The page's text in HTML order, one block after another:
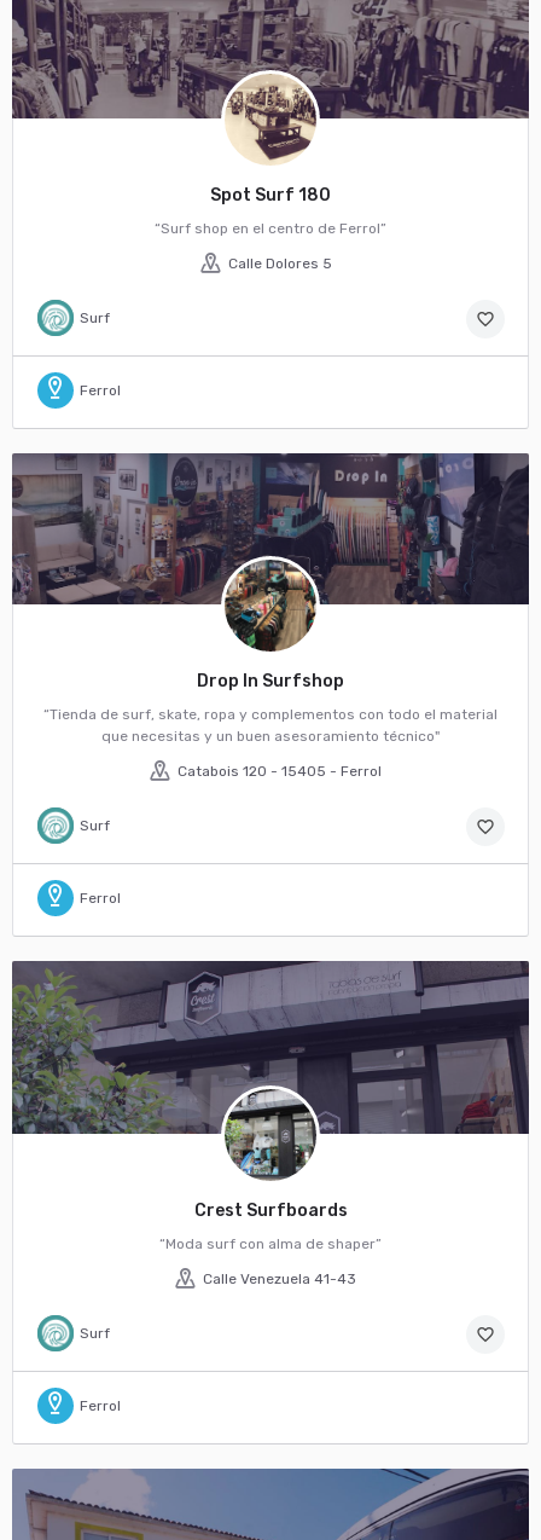
Spot Surf 180
“Surf shop en el centro de Ferrol”
Calle Dolores 5
Surf favorite_border
Ferrol
Drop In Surfshop
“Tienda de surf, skate, ropa y complementos con todo el material
que necesitas y un buen asesoramiento técnico"
Catabois 120 - 15405 - Ferrol
Surf favorite_border
Ferrol
Crest Surfboards
“Moda surf con alma de shaper”
Calle Venezuela 41-43
Surf favorite_border
Ferrol